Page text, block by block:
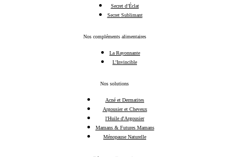
Secret d’Éclat
Secret Sublimant
Nos compléments alimentaires
La Rayonnante
L’Invincible
Nos solutions
Acné et Dermatites
Argousier et Cheveux
l'Huile d'Argousier
Mamans & Futures Mamans
Ménopause Naturelle